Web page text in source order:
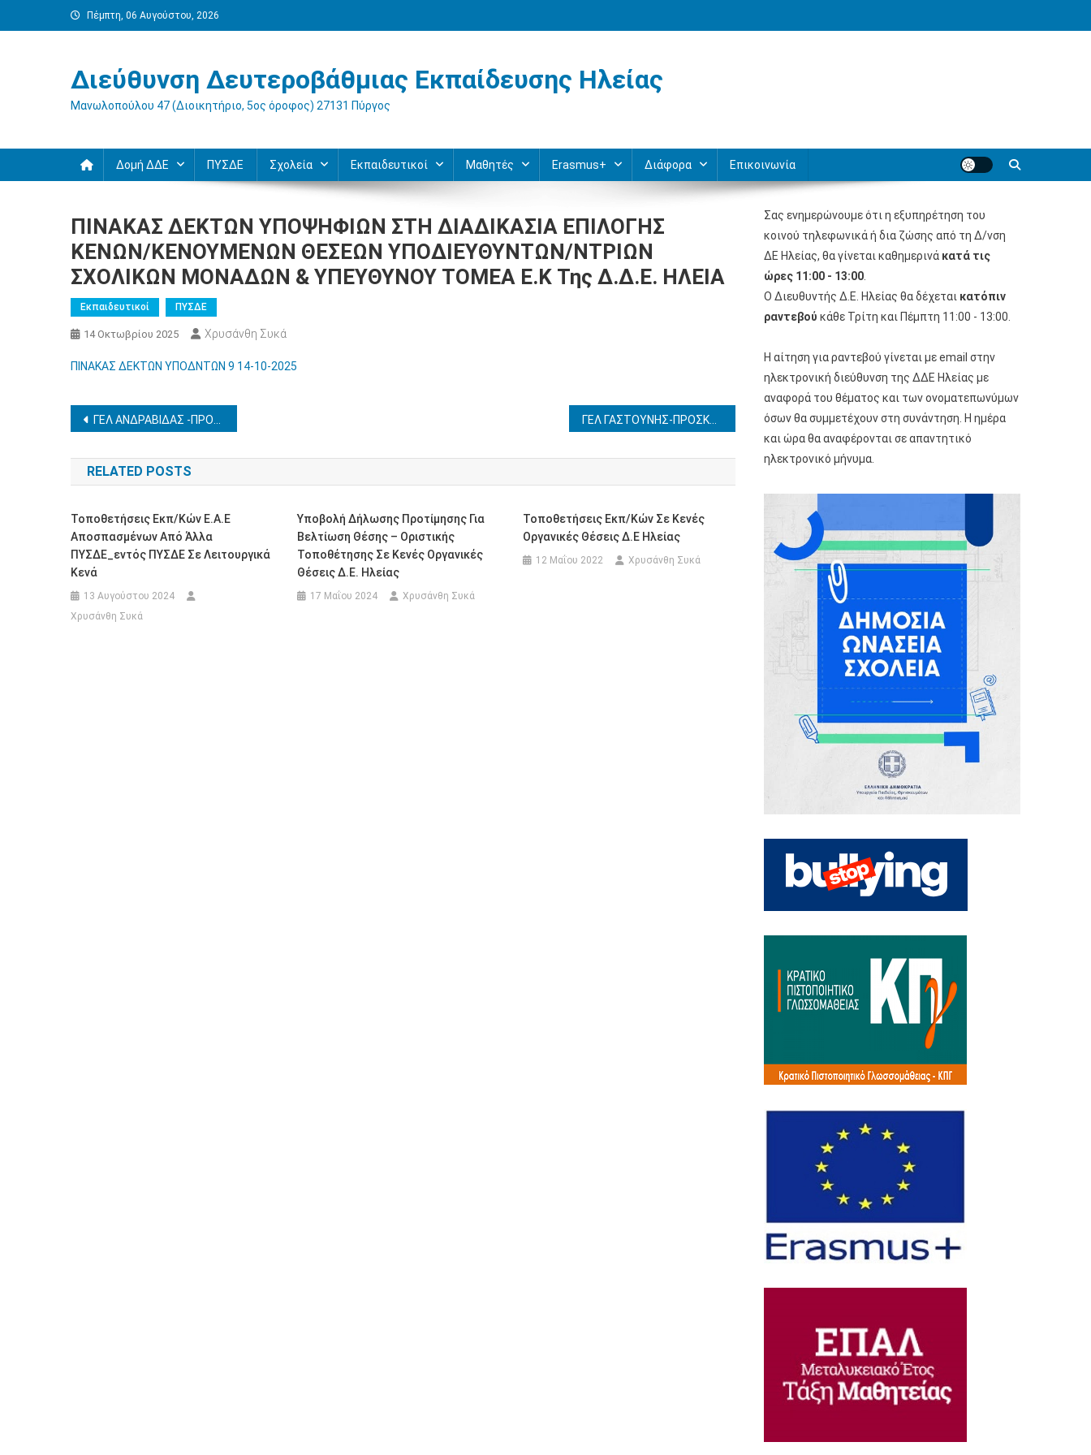
Μεταπηδήστε
στο
Πέμπτη, 06 Αυγούστου, 2026
Διεύθυνση Δευτεροβάθμιας Εκπαίδευσης Ηλείας
Μανωλοπούλου 47 (Διοικητήριο, 5ος όροφος) 27131 Πύργος
Δομή ΔΔΕ ΠΥΣΔΕ Σχολεία Εκπαιδευτικοί Μαθητές Erasmus+ Διάφορα Επικοινωνία
ΠΙΝΑΚΑΣ ΔΕΚΤΩΝ ΥΠΟΨΗΦΙΩΝ ΣΤΗ ΔΙΑΔΙΚΑΣΙΑ ΕΠΙΛΟΓΗΣ
ΚΕΝΩΝ/ΚΕΝΟΥΜΕΝΩΝ ΘΕΣΕΩΝ ΥΠΟΔΙΕΥΘΥΝΤΩΝ/ΝΤΡΙΩΝ
ΣΧΟΛΙΚΩΝ ΜΟΝΑΔΩΝ & ΥΠΕΥΘΥΝΟΥ ΤΟΜΕΑ Ε.Κ Της Δ.Δ.Ε. ΗΛΕΙΑ
Εκπαιδευτικοί ΠΥΣΔΕ
14 Οκτωβρίου 2025 Χρυσάνθη Συκά
ΠΙΝΑΚΑΣ ΔΕΚΤΩΝ ΥΠΟΔΝΤΩΝ 9 14-10-2025
Πλοήγηση
άρθρων
ΓΕΛ ΑΝΔΡΑΒΙΔΑΣ -ΠΡΟΣΚΛΗΣΗ ΕΚΔΗΛΩΣΗΣ ΕΝΔΙΑΦΕΡΟΝΤΟΣ ΓΙΑ ΔΙΔΑΚΤΙΚΗ ΕΠΙΣΚΕΨΗ ΤΗΣ Β ‘ ΛΥΚΕΙΟΥ ΣΤΗΝ ΑΘΗΝΑ
RELATED POSTS
Τοποθετήσεις Εκπ/κών Ε.Α.Ε
Αποσπασμένων Από Άλλα
ΠΥΣΔΕ_εντός ΠΥΣΔΕ Σε Λειτουργικά
Κενά
13 Αυγούστου 2024
Χρυσάνθη Συκά
Υποβολή Δήλωσης Προτίμησης Για
Βελτίωση Θέσης – Οριστικής
Τοποθέτησης Σε Κενές Οργανικές
Θέσεις Δ.Ε. Ηλείας
17 Μαΐου 2024 Χρυσάνθη Συκά
Τοποθετήσεις Εκπ/κών Σε Κενές
Οργανικές Θέσεις Δ.Ε Ηλείας
12 Μαΐου 2022 Χρυσάνθη Συκά
Σας ενημερώνουμε ότι η εξυπηρέτηση του
κοινού τηλεφωνικά ή δια ζώσης από τη Δ/νση
ΔΕ Ηλείας, θα γίνεται καθημερινά κατά τις
ώρες 11:00 - 13:00
Ο Διευθυντής Δ.Ε. Ηλείας θα δέχεται κατόπιν
ραντεβού κάθε Τρίτη και Πέμπτη 11:00 - 13:00.
Η αίτηση για ραντεβού γίνεται με email στην
ηλεκτρονική διεύθυνση της ΔΔΕ Ηλείας με
αναφορά του θέματος και των ονοματεπωνύμων
όσων θα συμμετέχουν στη συνάντηση. Η ημέρα
και ώρα θα αναφέρονται σε απαντητικό
ηλεκτρονικό μήνυμα.